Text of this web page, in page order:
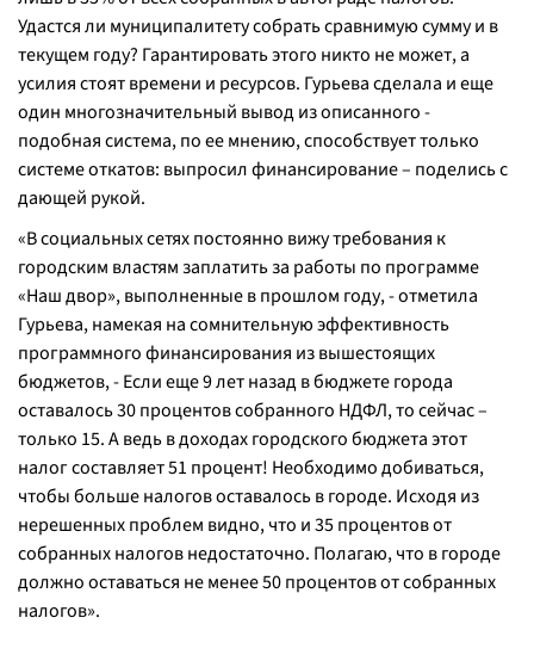
Удастся ли муниципалитету собрать сравнимую сумму и в
текущем году? Гарантировать этого никто не может, а
усилия стоят времени и ресурсов. Гурьева сделала и еще
один многозначительный вывод из описанного -
подобная система, по ее мнению, способствует только
системе откатов: выпросил финансирование – поделись с
дающей рукой.
«В социальных сетях постоянно вижу требования к
городским властям заплатить за работы по программе
«Наш двор», выполненные в прошлом году, - отметила
Гурьева, намекая на сомнительную эффективность
программного финансирования из вышестоящих
бюджетов, - Если еще 9 лет назад в бюджете города
оставалось 30 процентов собранного НДФЛ, то сейчас –
только 15. А ведь в доходах городского бюджета этот
налог составляет 51 процент! Необходимо добиваться,
чтобы больше налогов оставалось в городе. Исходя из
нерешенных проблем видно, что и 35 процентов от
собранных налогов недостаточно. Полагаю, что в городе
должно оставаться не менее 50 процентов от собранных
налогов».